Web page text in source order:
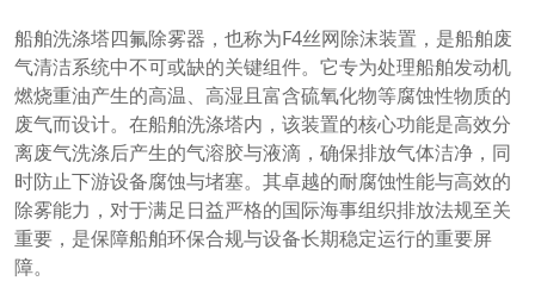
船舶洗涤塔四氟除雾器，也称为F4丝网除沫装置，是船舶废
气清洁系统中不可或缺的关键组件。它专为处理船舶发动机
燃烧重油产生的高温、高湿且富含硫氧化物等腐蚀性物质的
废气而设计。在船舶洗涤塔内，该装置的核心功能是高效分
离废气洗涤后产生的气溶胶与液滴，确保排放气体洁净，同
时防止下游设备腐蚀与堵塞。其卓越的耐腐蚀性能与高效的
除雾能力，对于满足日益严格的国际海事组织排放法规至关
重要，是保障船舶环保合规与设备长期稳定运行的重要屏
障。